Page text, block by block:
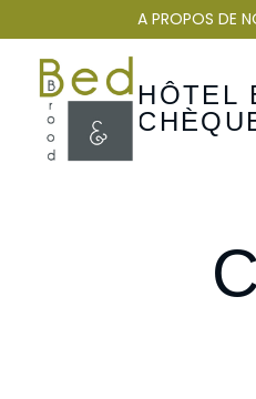
A PROPOS DE
HÔTEL